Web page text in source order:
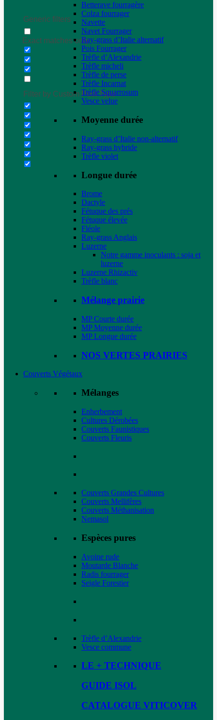
Generic filters
Exact matches only
Filter by Custom Post Type
Betterave fourragère
Colza fourrager
Navette
Navet Fourrager
Ray-grass d’Italie alternatif
Pois Fourrager
Trèfle d’Alexandrie
Trèfle micheli
Trèfle de perse
Trèfle Incarnat
Trèfle Squarrosum
Vesce velue
Moyenne durée
Ray-grass d’Italie non-alternatif
Ray-grass hybride
Trèfle violet
Longue durée
Brome
Dactyle
Fétuque des prés
Fétuque élevée
Fléole
Ray-grass Anglais
Luzerne
Notre gamme inoculants : soja et
luzerne
Luzerne Rhizactiv
Trèfle blanc
Mélange prairie
MP Courte durée
MP Moyenne durée
MP Longue durée
NOS VERTES PRAIRIES
Couverts Végétaux
Mélanges
Enherbement
Cultures Dérobées
Couverts Faunistiques
Couverts Fleuris
Couverts Grandes Cultures
Couverts Mellifères
Couverts Méthanisation
Nemasol
Espèces pures
Avoine rude
Moutarde Blanche
Radis fourrager
Seigle Forestier
Trèfle d’Alexandrie
Vesce commune
LE + TECHNIQUE
GUIDE ISOL
CATALOGUE VITICOVER